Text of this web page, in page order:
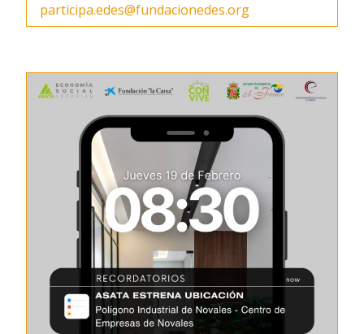
participa.edes@fundacionedes.org